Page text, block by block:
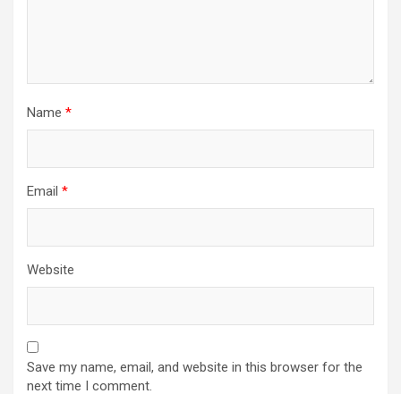
Name *
Email *
Website
Save my name, email, and website in this browser for the
next time I comment.